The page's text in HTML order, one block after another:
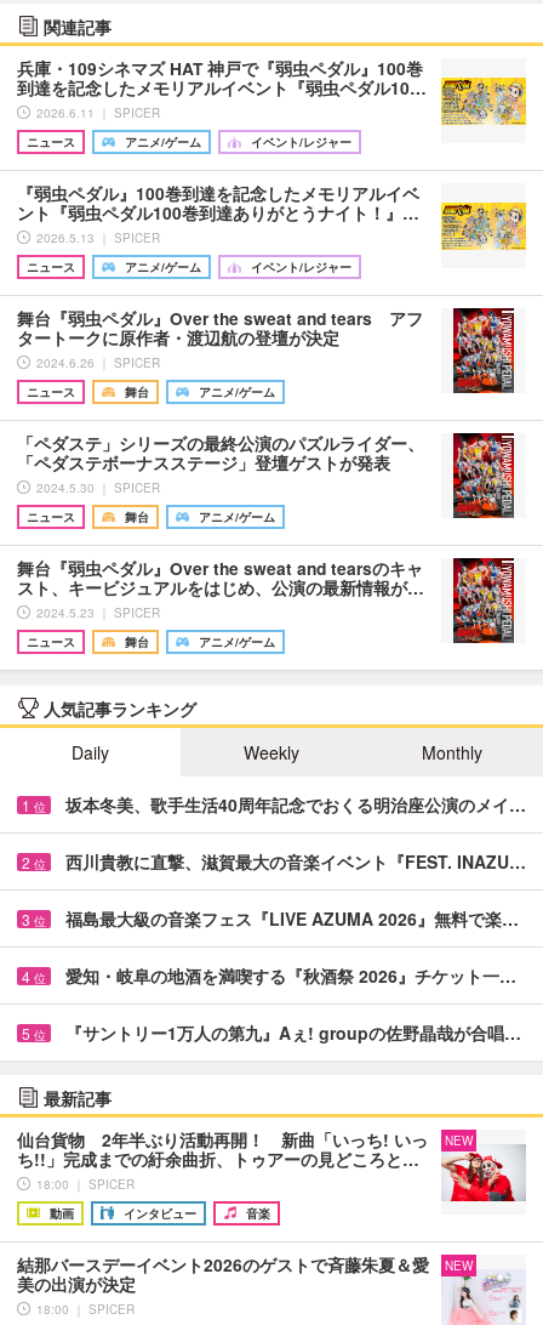
関連記事
兵庫・109シネマズ HAT 神戸で『弱虫ペダル』100巻
到達を記念したメモリアルイベント『弱虫ペダル10…
2026.6.11 ｜ SPICER
ニュース
アニメ/ゲーム イベント/レジャー
『弱虫ペダル』100巻到達を記念したメモリアルイベ
ント『弱虫ペダル100巻到達ありがとうナイト！』…
2026.5.13 ｜ SPICER
ニュース
アニメ/ゲーム イベント/レジャー
舞台『弱虫ペダル』Over the sweat and tears アフ
タートークに原作者・渡辺航の登壇が決定
2024.6.26 ｜ SPICER
ニュース
舞台 アニメ/ゲーム
「ペダステ」シリーズの最終公演のパズルライダー、
「ペダステボーナスステージ」登壇ゲストが発表
2024.5.30 ｜ SPICER
ニュース
舞台 アニメ/ゲーム
舞台『弱虫ペダル』Over the sweat and tearsのキャ
スト、キービジュアルをはじめ、公演の最新情報が…
2024.5.23 ｜ SPICER
ニュース
舞台 アニメ/ゲーム
人気記事ランキング
Daily
Weekly Monthly
1 位 坂本冬美、歌手生活40周年記念でおくる明治座公演のメイ…
2 位 西川貴教に直撃、滋賀最大の音楽イベント『FEST. INAZU…
3 位 福島最大級の音楽フェス『LIVE AZUMA 2026』無料で楽…
4 位 愛知・岐阜の地酒を満喫する『秋酒祭 2026』チケット一…
5 位 『サントリー1万人の第九』Aぇ! groupの佐野晶哉が合唱…
最新記事
仙台貨物 2年半ぶり活動再開！ 新曲「いっち! いっ
ち!!」完成までの紆余曲折、トゥアーの見どころと…
18:00 ｜ SPICER
動画
インタビュー 音楽
NEW
結那バースデーイベント2026のゲストで斉藤朱夏＆愛
美の出演が決定
18:00 ｜ SPICER
NEW